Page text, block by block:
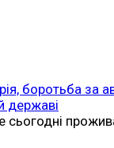
боротьба за
державі
сьогодні